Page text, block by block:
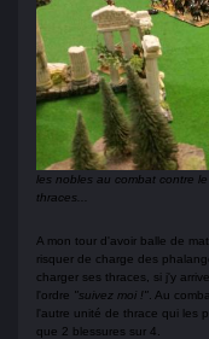
les nobles au combat contre
thraces...
A mon tour d'avoir balle de
risquer de charge des
charger ses thraces, si j'y
l'ordre "suivez moi !". Au
l'autre unité de thrace qui les
que 2 blessures sur 4.